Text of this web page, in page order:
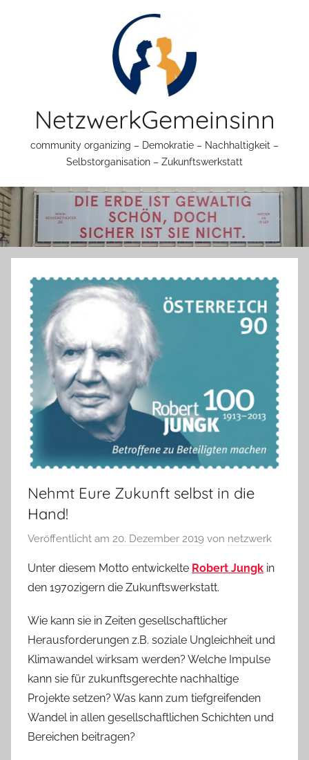
NetzwerkGemeinsinn
community organizing – Demokratie – Nachhaltigkeit –
Selbstorganisation – Zukunftswerkstatt
Nehmt Eure Zukunft selbst in die
Hand!
Veröffentlicht am 20. Dezember 2019 von netzwerk
Unter diesem Motto entwickelte Robert Jungk in
den 1970zigern die Zukunftswerkstatt.
Wie kann sie in Zeiten gesellschaftlicher
Herausforderungen z.B. soziale Ungleichheit und
Klimawandel wirksam werden? Welche Impulse
kann sie für zukunftsgerechte nachhaltige
Projekte setzen? Was kann zum tiefgreifenden
Wandel in allen gesellschaftlichen Schichten und
Bereichen beitragen?